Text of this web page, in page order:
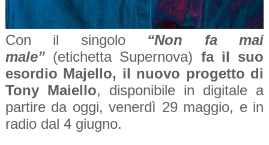
Con il singolo “Non fa mai
male” (etichetta Supernova) fa il suo
esordio Majello, il nuovo progetto di
Tony Maiello, disponibile in digitale a
partire da oggi, venerdì 29 maggio, e in
radio dal 4 giugno.